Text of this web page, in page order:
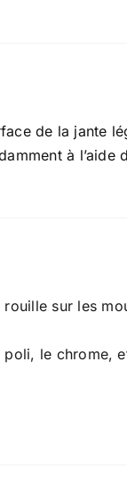
de la jante
à l’aide
sur les
poli, le chrome,